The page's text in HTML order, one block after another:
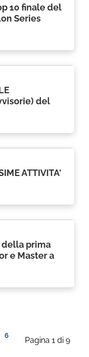
10 finale del
Series
del
ATTIVITA'
della prima
e Master a
Pagina 1 di 9
6